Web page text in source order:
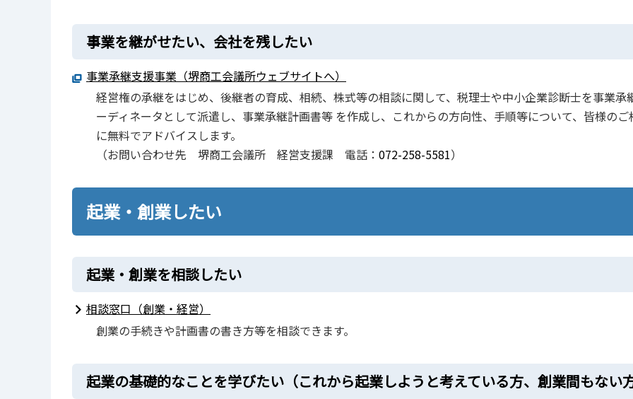
事業を継がせたい、会社を残したい
事業承継支援事業（堺商工会議所ウェブサイトへ）
経営権の承継をはじめ、後継者の育成、相続、株式等の相談に関して、税理士や中小企業診断士を事業承
ーディネータとして派遣し、事業承継計画書等 を作成し、これからの方向性、手順等について、皆様のご
に無料でアドバイスします。
（お問い合わせ先 堺商工会議所 経営支援課 電話： 072-258-5581）
起業・創業したい
起業・創業を相談したい
相談窓口（創業・経営）
創業の手続きや計画書の書き方等を相談できます。
起業の基礎的なことを学びたい（これから起業しようと考えている方、創業間もない